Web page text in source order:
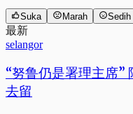
Suka Marah Sedih
最新
selangor
“努鲁仍是署理主席”
去留